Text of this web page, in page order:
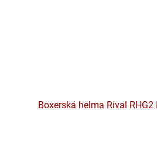
Boxerská helma Rival